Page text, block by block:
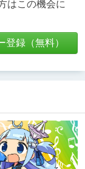
はこの機会に
登録（無料）